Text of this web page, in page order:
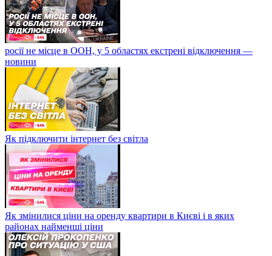
росії не місце в ООН, у 5 областях екстрені відключення —
новини
Як підключити інтернет без світла
Як змінилися ціни на оренду квартири в Києві і в яких
районах найменші ціни